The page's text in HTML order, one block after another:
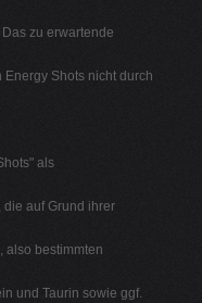
zu erwartende
Shots nicht durch
als
auf Grund ihrer
also bestimmten
und Taurin sowie ggf.